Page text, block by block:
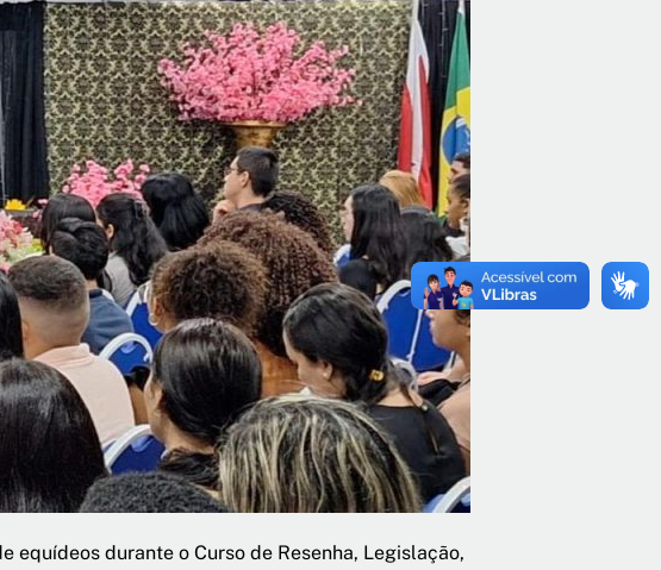
equídeos durante o Curso de Resenha, Legislação,